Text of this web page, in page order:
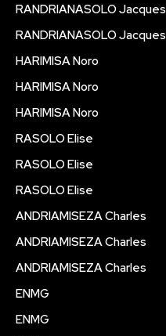
RANDRIANASOLO Jacques
RANDRIANASOLO Jacques
HARIMISA Noro
HARIMISA Noro
HARIMISA Noro
RASOLO Elise
RASOLO Elise
RASOLO Elise
ANDRIAMISEZA Charles
ANDRIAMISEZA Charles
ANDRIAMISEZA Charles
ENMG
ENMG